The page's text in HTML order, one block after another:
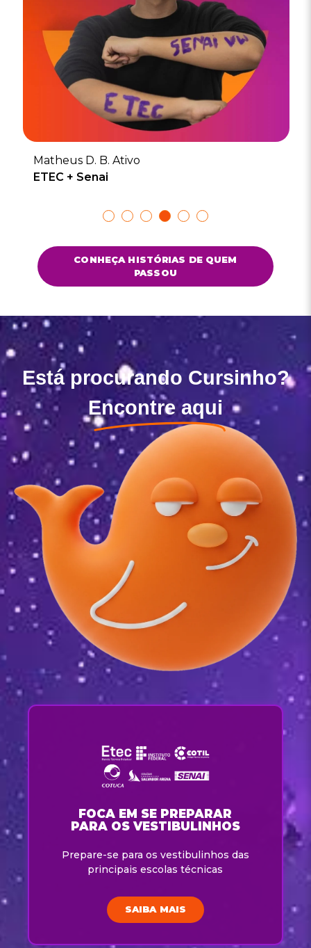
Matheus D. B. Ativo
ETEC + Senai
CONHEÇA HISTÓRIAS DE QUEM
PASSOU
Está procurando Cursinho?
Encontre aqui
FOCA EM SE PREPARAR
PARA OS VESTIBULINHOS
Prepare-se para os vestibulinhos das
principais escolas técnicas
SAIBA MAIS